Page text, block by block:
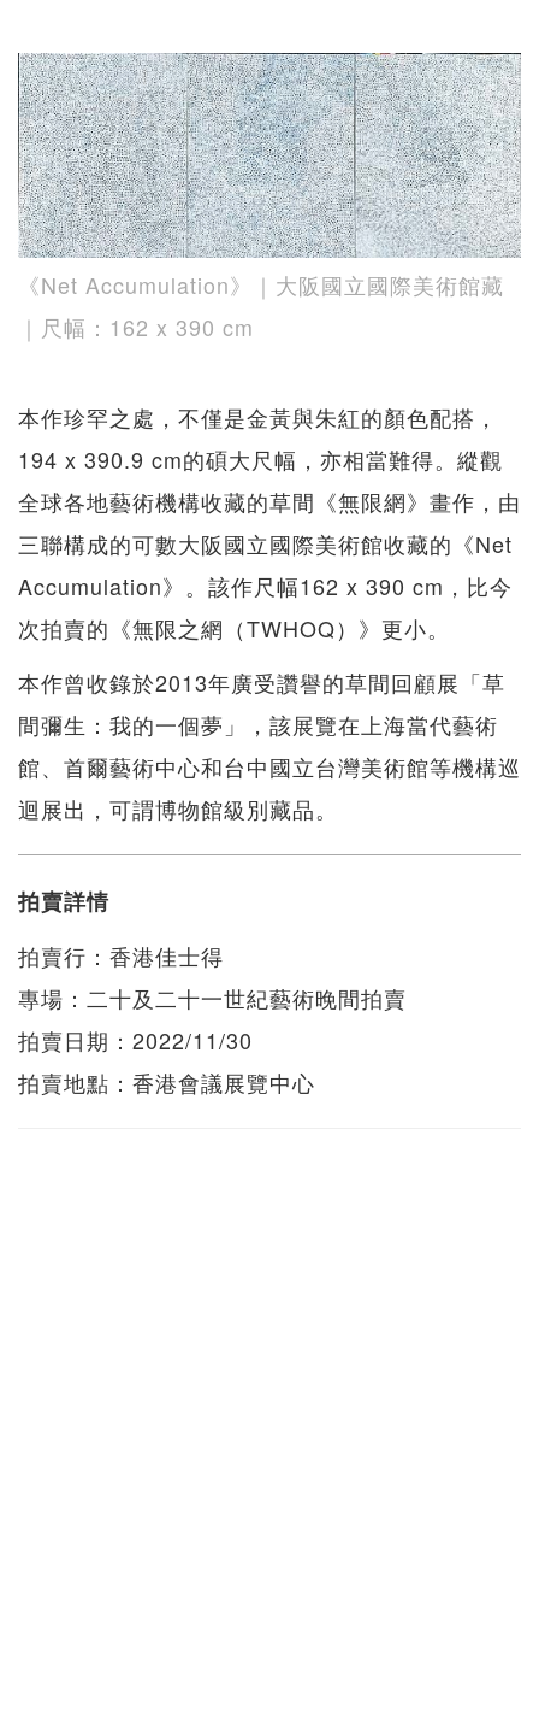
《Net Accumulation》｜大阪國立國際美術館藏
｜尺幅：162 x 390 cm
本作珍罕之處，不僅是金黃與朱紅的顏色配搭，
194 x 390.9 cm的碩大尺幅，亦相當難得。縱觀
全球各地藝術機構收藏的草間《無限網》畫作，由
三聯構成的可數大阪國立國際美術館收藏的《Net
Accumulation》。該作尺幅162 x 390 cm，比今
次拍賣的《無限之網（TWHOQ）》更小。
本作曾收錄於2013年廣受讚譽的草間回顧展「草
間彌生：我的一個夢」，該展覽在上海當代藝術
館、首爾藝術中心和台中國立台灣美術館等機構巡
迴展出，可謂博物館級別藏品。
拍賣詳情
拍賣行：香港佳士得
專場：二十及二十一世紀藝術晚間拍賣
拍賣日期：2022/11/30
拍賣地點：香港會議展覽中心